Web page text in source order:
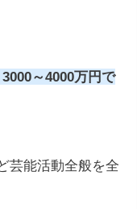
～4000万円で
芸能活動全般を全